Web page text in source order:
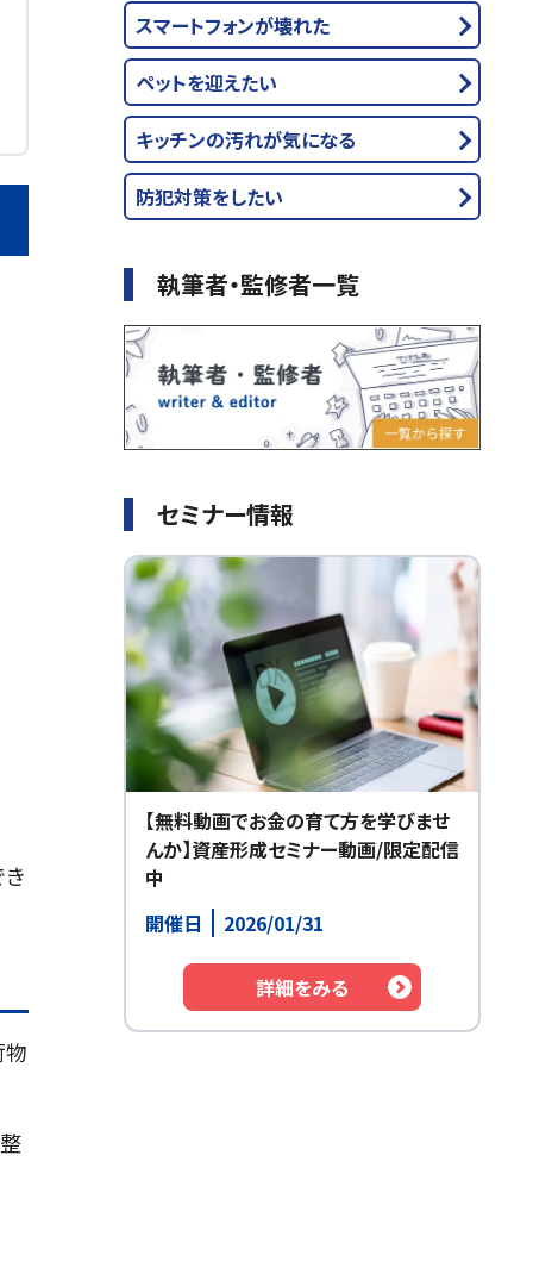
物
スマートフォンが壊れた
ペットを迎えたい
キッチンの汚れが気になる
防犯対策をしたい
執筆者・監修者一覧
セミナー情報
【無料動画でお金の育て方を学びませ
んか】資産形成セミナー動画/限定配信
中
開催日
2026/01/31
詳細をみる